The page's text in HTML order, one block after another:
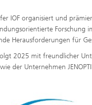
IOF organisiert und
Forschung
Herausforderungen für
2025 mit freundlicher
der Unternehmen